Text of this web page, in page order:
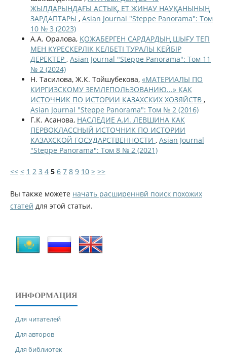
ЖЫЛДАРЫНДАҒЫ АСТЫҚ, ЕТ ЖИНАУ НАУҚАНЫНЫҢ
ЗАРДАПТАРЫ , Asian Journal "Steppe Panorama": Том
10 № 3 (2023)
А.А. Оралова, ҚОЖАБЕРГЕН САРДАРДЫҢ ШЫҒУ ТЕГІ
МЕН КҮРЕСКЕРЛІК КЕЛБЕТІ ТУРАЛЫ КЕЙБІР
ДЕРЕКТЕР , Asian Journal "Steppe Panorama": Том 11
№ 2 (2024)
Н. Тасилова, Ж.К. Тойшубекова, «МАТЕРИАЛЫ ПО
КИРГИЗСКОМУ ЗЕМЛЕПОЛЬЗОВАНИЮ...» КАК
ИСТОЧНИК ПО ИСТОРИИ КАЗАХСКИХ ХОЗЯЙСТВ ,
Asian Journal "Steppe Panorama": Том № 2 (2016)
Г.К. Асанова, НАСЛЕДИЕ А.И. ЛЕВШИНА КАК
ПЕРВОКЛАССНЫЙ ИСТОЧНИК ПО ИСТОРИИ
КАЗАХСКОЙ ГОСУДАРСТВЕННОСТИ , Asian Journal
"Steppe Panorama": Том 8 № 2 (2021)
<< < 1 2 3 4 5 6 7 8 9 10 > >>
Вы также можете начать расширеннвй поиск похожих
статей для этой статьи.
ИНФОРМАЦИЯ
Для читателей
Для авторов
Для библиотек